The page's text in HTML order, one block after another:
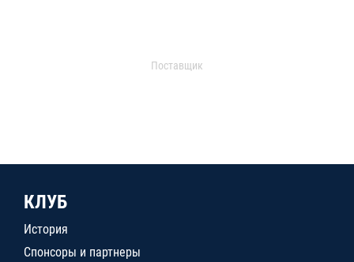
Поставщик
КЛУБ
История
Спонсоры и партнеры